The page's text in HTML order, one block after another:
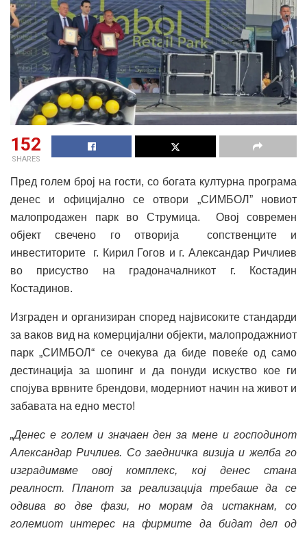
152
SHARES
Пред голем број на гости, со богата културна програма
денес и официјално се отвори „СИМБОЛ” новиот
малопродажен парк во Струмица. Овој современ
објект свечено го отворија сопственците и
инвеститорите г. Кирил Гогов и г. Александар Ричлиев
во присуство на градоначалникот г. Костадин
Костадинов.
Изграден и организиран според највисоките стандарди
за ваков вид на комерцијални објекти, малопродажниот
парк „СИМБОЛ“ се очекува да биде повеќе од само
дестинација за шопинг и да понуди искуство кое ги
спојува врвните брендови, модерниот начин на живот и
забавата на едно место!
„Денес е голем и значаен ден за мене и господинот
Александар Ричлиев. Со заедничка визија и желба го
изградимвме овој комплекс, кој денес стана
реалност. Планот за реализација требаше да се
одвива во две фази, но морам да истакнам, со
големиот интерес на фирмите да бидат дел од